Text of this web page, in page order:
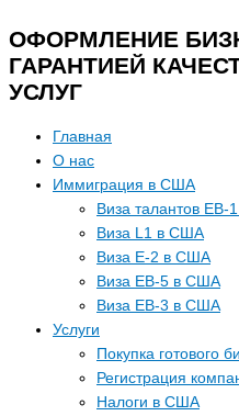
ОФОРМЛЕНИЕ
ГАРАНТИЕЙ
УСЛУГ
Главная
О нас
Иммиграция в США
Виза талантов
Виза L1 в США
Виза E-2 в США
Виза EB-5 в США
Виза EB-3 в США
Услуги
Покупка готового
Регистрация
Налоги в США